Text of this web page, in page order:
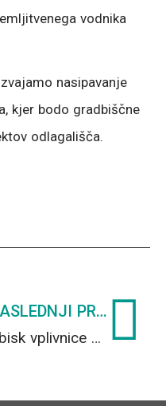
vodnika
nasipavanje
kjer bodo gradbiščne
odlagališča.
NASLEDNJI PRISPEVEK
Obisk vplivnice v Centralnem skladišču radioaktivnih odpadkov